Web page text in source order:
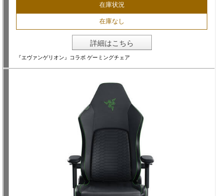
在庫状況
在庫なし
詳細はこちら
『エヴァンゲリオン』コラボ ゲーミングチェア